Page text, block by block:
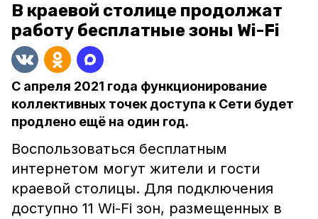
В краевой столице продолжат
работу бесплатные зоны Wi-Fi
С апреля 2021 года функционирование
коллективных точек доступа к Сети будет
продлено ещё на один год.
Воспользоваться бесплатным
интернетом могут жители и гости
краевой столицы. Для подключения
доступно 11 Wi-Fi зон, размещенных в